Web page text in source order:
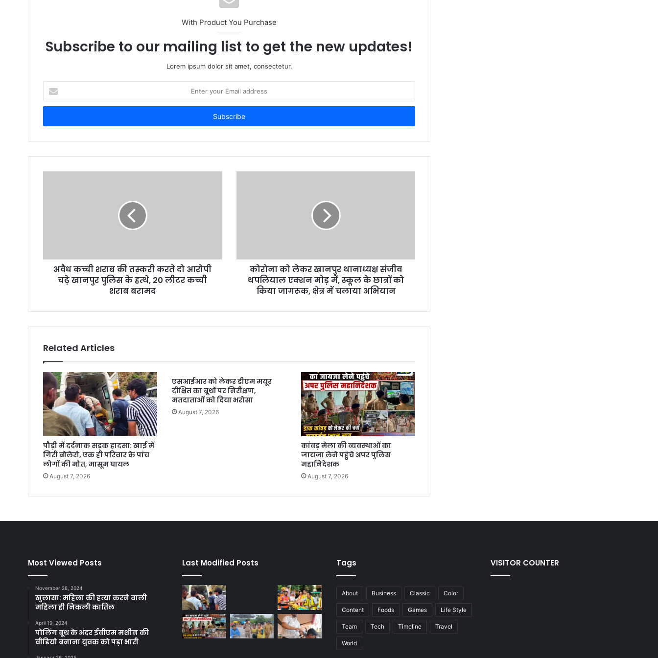
With Product You Purchase
Subscribe to our mailing list to get the new updates!
Lorem ipsum dolor sit amet, consectetur.
your
Email
अवैध कच्ची शराब की तस्करी करते दो आरोपी
चढ़े खानपुर पुलिस के हत्थे, 20 लीटर कच्ची
शराब बरामद
कोरोना को लेकर खानपुर थानाध्यक्ष संजीव
थपलियाल एक्शन मोड़ में, स्कूल के छात्रों को
किया जागरूक, क्षेत्र में चलाया अभियान
Related Articles
पौड़ी में दर्दनाक सड़क हादसा: खाई में
गिरी बोलेरो, एक ही परिवार के पांच
लोगों की मौत, मासूम घायल
August 7, 2026
एसआईआर को लेकर डीएम मयूर
दीक्षित का बूथों पर निरीक्षण,
मतदाताओं को दिया भरोसा
August 7, 2026
कांवड़ मेला की व्यवस्थाओं का
जायजा लेने पहुंचे अपर पुलिस
महानिदेशक
August 7, 2026
Most Viewed Posts
November 28, 2024
खुलासा: महिला की हत्या करने वाली
महिला ही निकली कातिल
April 19, 2024
पोलिंग बूथ के अंदर ईवीएम मशीन की
वीडियो बनाना युवक को पड़ा भारी
Last Modified Posts Tags
About Business Classic Color
Content Foods Games Life Style
Team Tech Timeline Travel
World
VISITOR COUNTER